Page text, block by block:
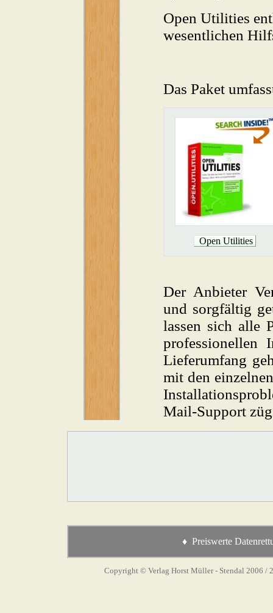
Open Utilities
wesentlichen
Das Paket
Open Utilities
Der Anbieter
und sorgfältig
lassen sich alle
professionellen
Lieferumfang
mit den
Mail-Support
♦ Preiswerte
Copyright © Verlag Horst Müller - Stendal 2006 /